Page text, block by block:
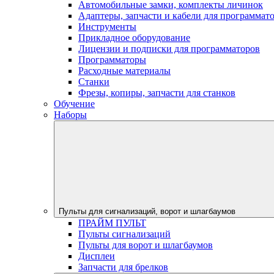
Автомобильные замки, комплекты личинок
Адаптеры, запчасти и кабели для
Инструменты
Прикладное оборудование
Лицензии и подписки для программаторов
Программаторы
Расходные материалы
Станки
Фрезы, копиры, запчасти для станков
Обучение
Наборы
Пульты для сигнализаций, ворот и шлагбаумов
ПРАЙМ ПУЛЬТ
Пульты сигнализаций
Пульты для ворот и шлагбаумов
Дисплеи
Запчасти для брелков